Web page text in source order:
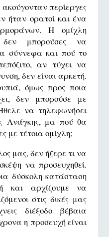
περίεργες
ήταν ορατοί και ένα
Η ομίχλη
μπορούσες να
σύννεφα και πού το
αν τύχει να
δεν είναι αρκετή.
όμως προς ποια
δεν μπορούσε με
να τηλεφωνήσει
Ανάγκης, μα πού θα
με τέτοια ομίχλη;
μας, δεν ήξερε τι να
να προσευχηθεί.
δύσκολη κατάσταση
και αρχίζουμε να
στις δικές μας
διέξοδο βέβαια
η προσευχή είναι